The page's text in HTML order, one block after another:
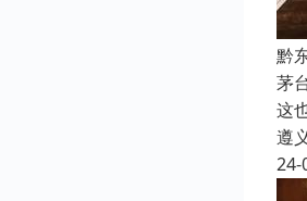
黔
茅
这
遵
24-